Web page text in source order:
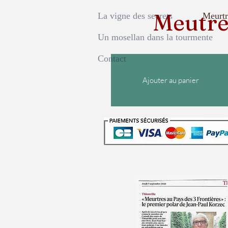
La vigne des secrets
Un mosellan dans la tourmente
Contact
Ajouter au panier